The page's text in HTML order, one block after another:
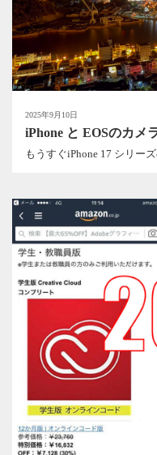
2025年9月10日
iPhone と EOSのカメ
もうすぐiPhone 17 シリー